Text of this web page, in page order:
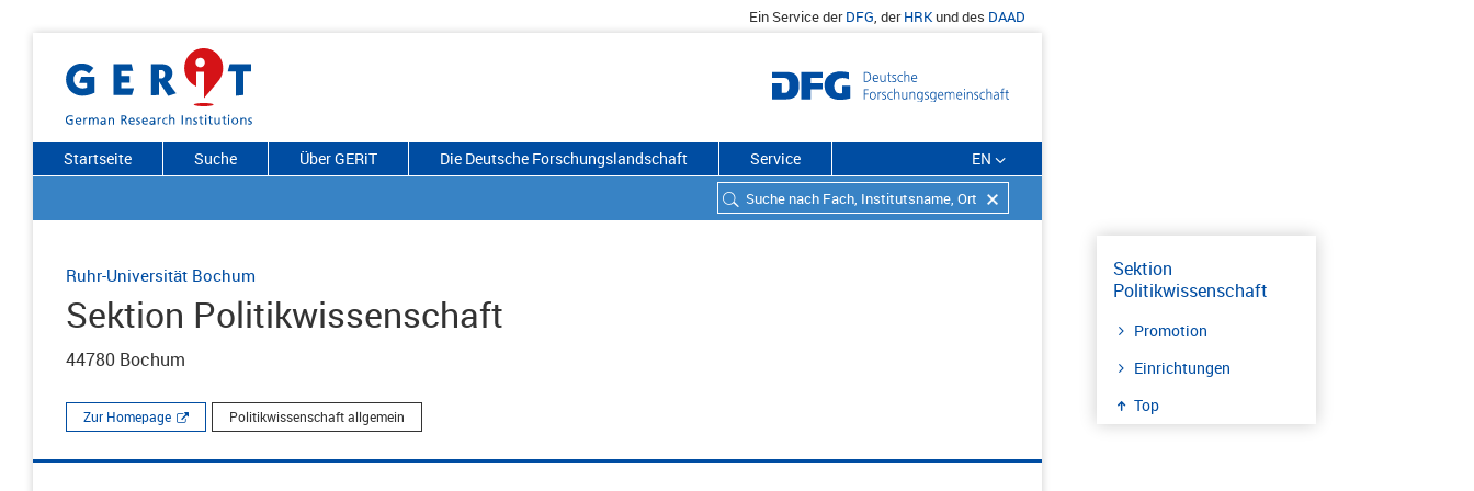
Ein Service derDFG, derHRKund des DAAD
Startseite Suche Über GERiT Die Deutsche Forschungslandschaft Service EN
Sektion
Politikwissenschaft
Promotion
Einrichtungen
Top
Ruhr-Universität Bochum
Sektion Politikwissenschaft
44780 Bochum
Zur Homepage Politikwissenschaft allgemein